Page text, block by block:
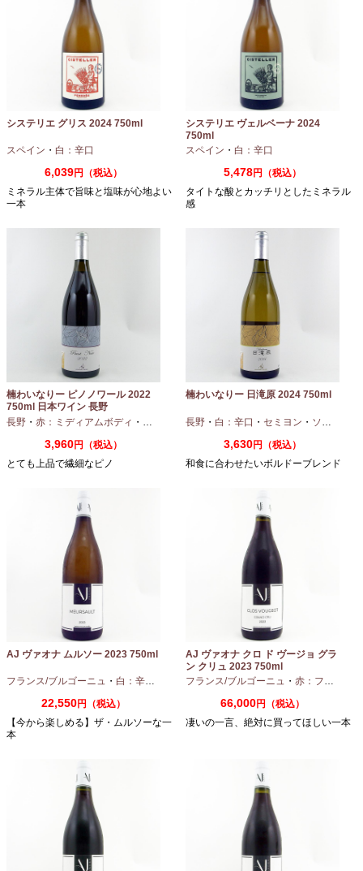
システリエ グリス 2024 750ml
スペイン ・ 白：辛口
6,039円（税込）
ミネラル主体で旨味と塩味が心地よい
一本
システリエ ヴェルベーナ 2024
750ml
スペイン ・ 白：辛口
5,478円（税込）
タイトな酸とカッチリとしたミネラル
感
楠わいなりー ピノノワール 2022
750ml 日本ワイン 長野
長野 ・ 赤：ミディアムボディ ・ ピノノワール
3,960円（税込）
とても上品で繊細なピノ
楠わいなりー 日滝原 2024 750ml
長野 ・ 白：辛口 ・ セミヨン ・ ソーヴィニオンブラン
3,630円（税込）
和食に合わせたいボルドーブレンド
AJ ヴァオナ ムルソー 2023 750ml
フランス/ブルゴーニュ ・ 白：辛口 シャルドネ
22,550円（税込）
【今から楽しめる】ザ・ムルソーな一
本
AJ ヴァオナ クロ ド ヴージョ グラ
ン クリュ 2023 750ml
フランス/ブルゴーニュ ・ 赤：フルボディ
66,000円（税込）
凄いの一言、絶対に買ってほしい一本